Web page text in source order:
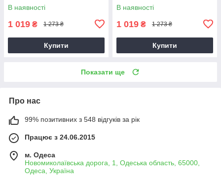
В наявності
1 019 ₴ 1 273 ₴
Купити
В наявності
1 019 ₴ 1 273 ₴
Купити
Показати ще
Про нас
99% позитивних з 548 відгуків за рік
Працює з 24.06.2015
м. Одеса
Новомиколаївська дорога, 1, Одеська область, 65000,
Одеса, Україна